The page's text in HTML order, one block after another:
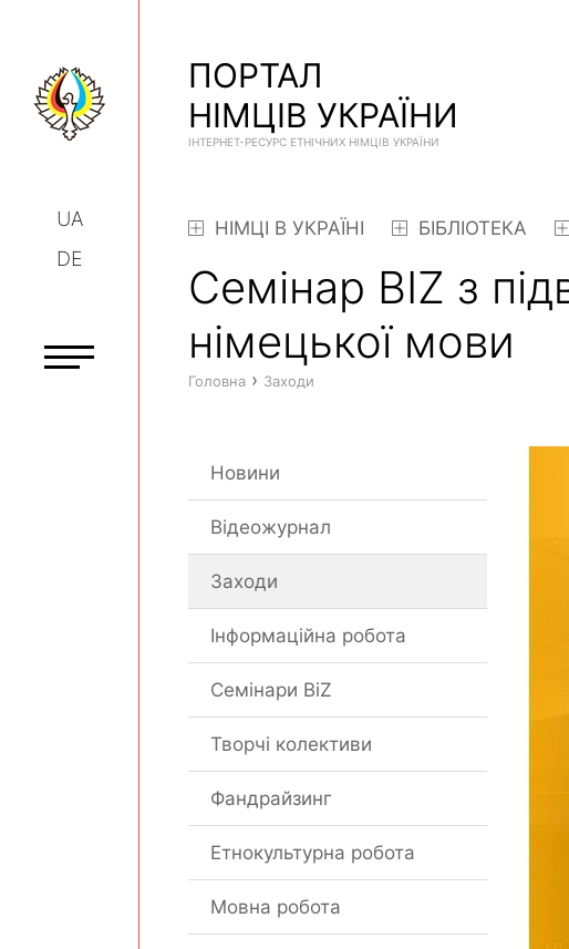
UA
DE
ПОРТАЛ
НІМЦІВ УКРАЇНИ
ІНТЕРНЕТ-РЕСУРС ЕТНІЧНИХ НІМЦІВ УКРАЇНИ
НІМЦІ В УКРАЇНІ БІБЛІОТЕКА
Семінар BIZ з
німецької мови
Головна › Заходи
Новини
Відеожурнал
Заходи
Інформаційна робота
Семінари BiZ
Творчі колективи
Фандрайзинг
Етнокультурна робота
Мовна робота